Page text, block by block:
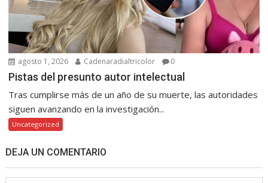
agosto 1, 2026 Cadenaradialtricolor 0
Pistas del presunto autor intelectual
Tras cumplirse más de un año de su muerte, las autoridades
siguen avanzando en la investigación...
Uncategorized
DEJA UN COMENTARIO